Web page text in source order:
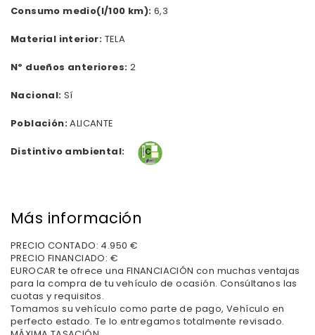
Consumo medio(l/100 km): 6,3
Material interior: TELA
Nº dueños anteriores: 2
Nacional: Sí
Población:ALICANTE
Distintivo ambiental:
Más información
PRECIO CONTADO: 4.950 €
PRECIO FINANCIADO: €
EUROCAR te ofrece una FINANCIACIÓN con muchas ventajas
para la compra de tu vehículo de ocasión. Consúltanos las
cuotas y requisitos.
Tomamos su vehículo como parte de pago, Vehículo en
perfecto estado. Te lo entregamos totalmente revisado.